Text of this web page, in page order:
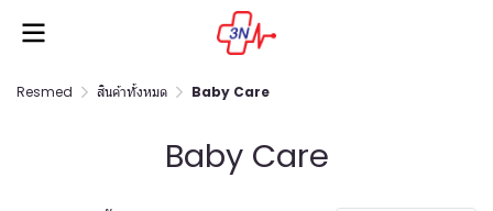
Resmed สินค้าทั้งหมด Baby Care
Baby Care